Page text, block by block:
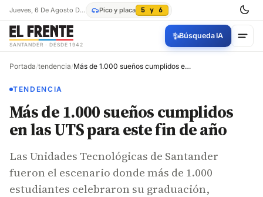
Jueves, 6 De Agosto De 2026 Pico y placa 5 y 6
SANTANDER · DESDE 1942
✨Búsqueda IA
Portada/tendencia/ Más de 1.000 sueños cumplidos en las UTS para este fin de año
TENDENCIA
Más de 1.000 sueños cumplidos
en las UTS para este fin de año
Las Unidades Tecnológicas de Santander
fueron el escenario donde más de 1.000
estudiantes celebraron su graduación,